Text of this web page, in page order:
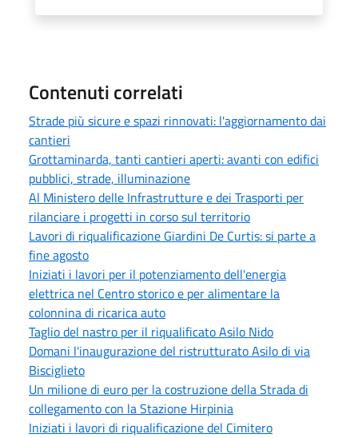
Contenuti correlati
Strade più sicure e spazi rinnovati: l'aggiornamento dai
cantieri
Grottaminarda, tanti cantieri aperti: avanti con edifici
pubblici, strade, illuminazione
Al Ministero delle Infrastrutture e dei Trasporti per
rilanciare i progetti in corso sul territorio
Lavori di riqualificazione Giardini De Curtis: si parte a
fine agosto
Iniziati i lavori per il potenziamento dell'energia
elettrica nel Centro storico e per alimentare la
colonnina di ricarica auto
Taglio del nastro per il riqualificato Asilo Nido
Domani l'inaugurazione del ristrutturato Asilo di via
Bisciglieto
Un milione di euro per la costruzione della Strada di
collegamento con la Stazione Hirpinia
Iniziati i lavori di riqualificazione del Cimitero